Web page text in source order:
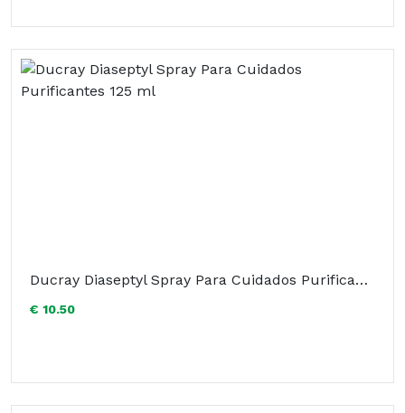
Ducray Diaseptyl Spray Para Cuidados Purificantes 125 ml
€ 10.50